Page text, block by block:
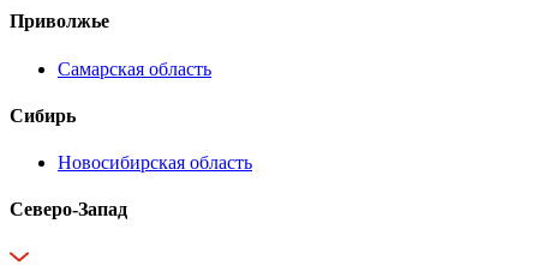
Приволжье
Самарская область
Сибирь
Новосибирская область
Северо-Запад